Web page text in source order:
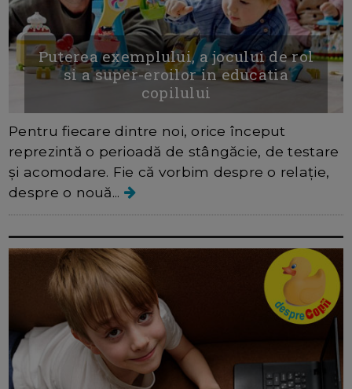
Puterea exemplului, a jocului de rol
si a super-eroilor in educatia
copilului
Pentru fiecare dintre noi, orice început
reprezintă o perioadă de stângăcie, de testare
și acomodare. Fie că vorbim despre o relație,
despre o nouă...